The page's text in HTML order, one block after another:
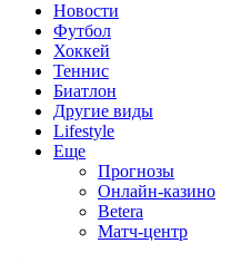
Новости
Футбол
Хоккей
Теннис
Биатлон
Другие виды
Lifestyle
Еще
Прогнозы
Онлайн-казино
Betera
Матч-центр